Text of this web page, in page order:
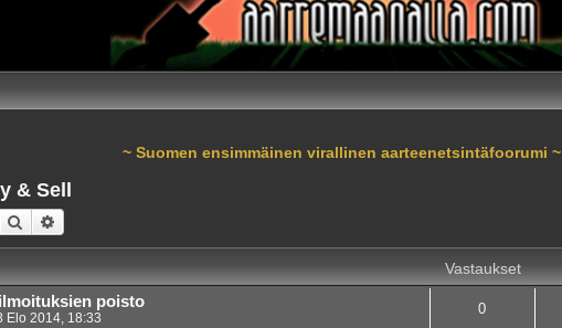
~ Suomen ensimmäinen virallinen aarteenetsintäfoorumi ~
& Sell
Etsi
Vastaukset
poisto
Elo 2014, 18:33
0